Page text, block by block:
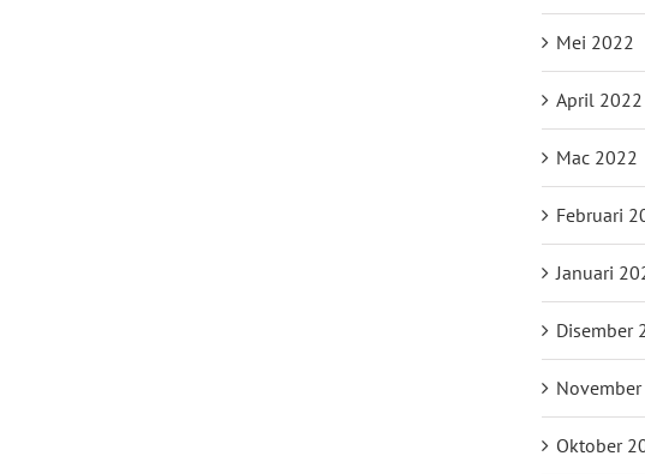
Mei 2022
April 2022
Mac 2022
Februari
Januari
Disember
Oktober